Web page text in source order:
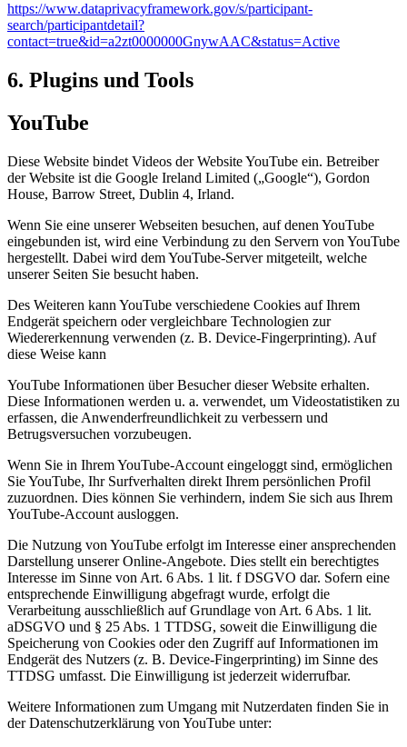
https://www.dataprivacyframework.gov/s/participant-
search/participantdetail?
contact=true&id=a2zt0000000GnywAAC&status=Active
6. Plugins und Tools
YouTube
Diese Website bindet Videos der Website YouTube ein. Betreiber
der Website ist die Google Ireland Limited („Google“), Gordon
House, Barrow Street, Dublin 4, Irland.
Wenn Sie eine unserer Webseiten besuchen, auf denen YouTube
eingebunden ist, wird eine Verbindung zu den Servern von YouTube
hergestellt. Dabei wird dem YouTube-Server mitgeteilt, welche
unserer Seiten Sie besucht haben.
Des Weiteren kann YouTube verschiedene Cookies auf Ihrem
Endgerät speichern oder vergleichbare Technologien zur
Wiedererkennung verwenden (z. B. Device-Fingerprinting). Auf
diese Weise kann
YouTube Informationen über Besucher dieser Website erhalten.
Diese Informationen werden u. a. verwendet, um Videostatistiken zu
erfassen, die Anwenderfreundlichkeit zu verbessern und
Betrugsversuchen vorzubeugen.
Wenn Sie in Ihrem YouTube-Account eingeloggt sind, ermöglichen
Sie YouTube, Ihr Surfverhalten direkt Ihrem persönlichen Profil
zuzuordnen. Dies können Sie verhindern, indem Sie sich aus Ihrem
YouTube-Account ausloggen.
Die Nutzung von YouTube erfolgt im Interesse einer ansprechenden
Darstellung unserer Online-Angebote. Dies stellt ein berechtigtes
Interesse im Sinne von Art. 6 Abs. 1 lit. f DSGVO dar. Sofern eine
entsprechende Einwilligung abgefragt wurde, erfolgt die
Verarbeitung ausschließlich auf Grundlage von Art. 6 Abs. 1 lit.
aDSGVO und § 25 Abs. 1 TTDSG, soweit die Einwilligung die
Speicherung von Cookies oder den Zugriff auf Informationen im
Endgerät des Nutzers (z. B. Device-Fingerprinting) im Sinne des
TTDSG umfasst. Die Einwilligung ist jederzeit widerrufbar.
Weitere Informationen zum Umgang mit Nutzerdaten finden Sie in
der Datenschutzerklärung von YouTube unter: